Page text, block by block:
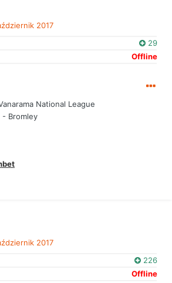
2017
29
Offline
National League
- Bromley
2017
226
Offline